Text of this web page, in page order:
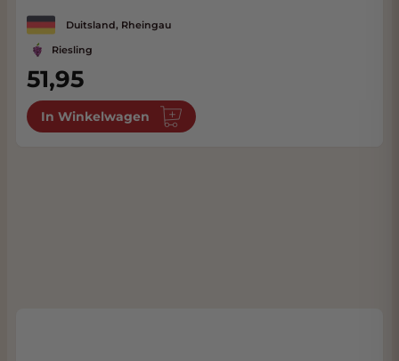
Duitsland, Rheingau
Riesling
51,95
In Winkelwagen